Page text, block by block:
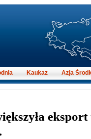
Kaukaz Azja